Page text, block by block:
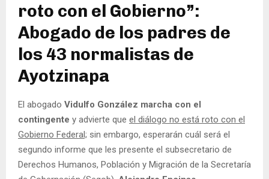
roto con el Gobierno”:
Abogado de los padres de
los 43 normalistas de
Ayotzinapa
El abogado Vidulfo González marcha con el
contingente y advierte que el diálogo no está roto con el
Gobierno Federal; sin embargo, esperarán cuál será el
segundo informe que les presente el subsecretario de
Derechos Humanos, Población y Migración de la Secretaría